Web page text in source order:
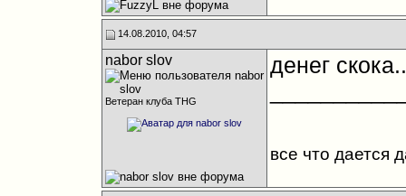
14.08.2010, 04:57
nabor slov
Ветеран клуба THG
денег
все что дается